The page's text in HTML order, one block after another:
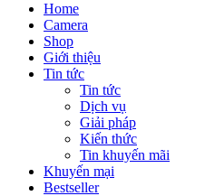
Home
Camera
Shop
Giới thiệu
Tin tức
Tin tức
Dịch vụ
Giải pháp
Kiến thức
Tin khuyến mãi
Khuyến mại
Bestseller